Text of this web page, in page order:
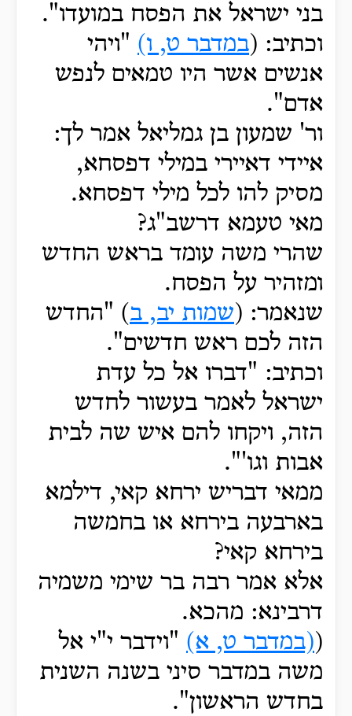
בני ישראל את הפסח במועדו".
וכתיב: (במדבר ט, ו) "ויהי
אנשים אשר היו טמאים לנפש
אדם".
ור' שמעון בן גמליאל אמר לך:
איידי דאיירי במילי דפסחא,
מסיק להו לכל מילי דפסחא.
מאי טעמא דרשב"ג?
שהרי משה עומד בראש החדש
ומזהיר על הפסח.
שנאמר: (שמות יב, ב) "החדש
הזה לכם ראש חדשים".
וכתיב: "דברו אל כל עדת
ישראל לאמר בעשור לחדש
הזה, ויקחו להם איש שה לבית
אבות וגו'".
ממאי דבריש ירחא קאי, דילמא
בארבעה בירחא או בחמשה
בירחא קאי?
אלא אמר רבה בר שימי משמיה
דרבינא: מהכא.
((במדבר ט, א) "וידבר י"י אל
משה במדבר סיני בשנה השנית
בחדש הראשון".